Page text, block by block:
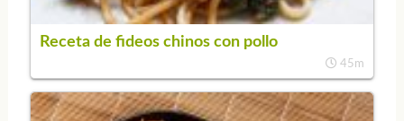
Receta de fideos chinos con pollo
45m